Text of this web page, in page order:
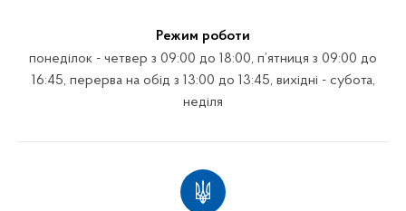
Режим роботи
понеділок - четвер з 09:00 до 18:00, п’ятниця з 09:00 до
16:45, перерва на обід з 13:00 до 13:45, вихідні - субота,
неділя